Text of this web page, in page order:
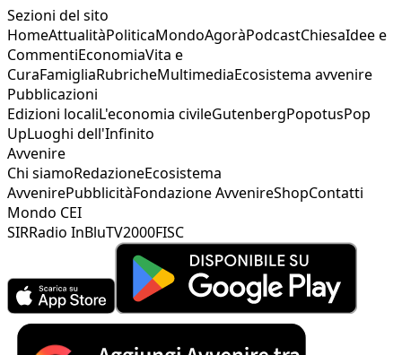
Sezioni del sito
HomeAttualitàPoliticaMondoAgoràPodcastChiesaIdee e
CommentiEconomiaVita e
CuraFamigliaRubricheMultimediaEcosistema avvenire
Pubblicazioni
Edizioni localiL'economia civileGutenbergPopotusPop
UpLuoghi dell'Infinito
Avvenire
Chi siamoRedazioneEcosistema
AvvenirePubblicitàFondazione AvvenireShopContatti
Mondo CEI
SIRRadio InBluTV2000FISC